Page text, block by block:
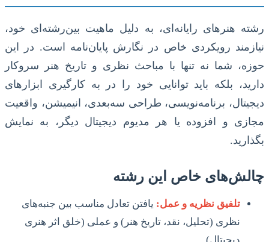
رشته هنرهای رایانه‌ای، به دلیل ماهیت بین‌رشته‌ای خود،
نیازمند رویکردی خاص در نگارش پایان‌نامه است. در این
حوزه، شما نه تنها با مباحث نظری و تاریخ هنر سروکار
دارید، بلکه باید توانایی خود را در به کارگیری ابزارهای
دیجیتال، برنامه‌نویسی، طراحی سه‌بعدی، انیمیشن، واقعیت
مجازی و افزوده یا هر مدیوم دیجیتال دیگر، به نمایش
بگذارید.
چالش‌های خاص این رشته
تلفیق نظریه و عمل: یافتن تعادل مناسب بین جنبه‌های
نظری (تحلیل، نقد، تاریخ هنر) و عملی (خلق اثر هنری
دیجیتال).